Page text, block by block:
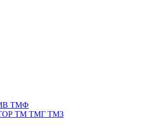
ТМФ
ТМ ТМГ ТМЗ